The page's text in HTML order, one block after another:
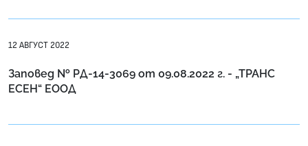
12 АВГУСТ 2022
Заповед № РД-14-3069 от 09.08.2022 г. - „ТРАНС
ЕСЕН“ ЕООД